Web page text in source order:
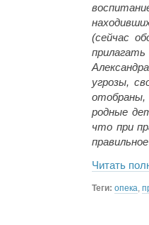
(сейчас
угрозы,
родные
что при
Читать
Теги: опека